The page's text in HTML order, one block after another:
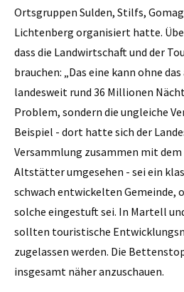
Ortsgruppen Sulden, Stilfs,
Lichtenberg organisiert hatte.
dass die Landwirtschaft und der
brauchen: „Das eine kann ohne
landesweit rund 36 Millionen
Problem, sondern die ungleiche
Beispiel - dort hatte sich der
Versammlung zusammen mit
Altstätter umgesehen - sei ein
schwach entwickelten Gemeinde,
solche eingestuft sei. In Martell
sollten touristische
zugelassen werden. Die
insgesamt näher anzuschauen.